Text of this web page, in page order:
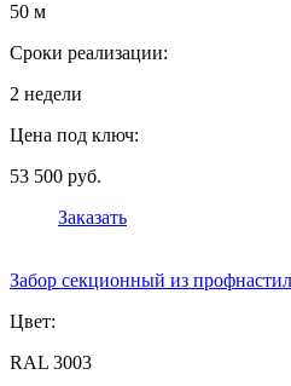
50 м
Сроки реализации:
2 недели
Цена под ключ:
53 500 руб.
Заказать
Забор секционный из
Цвет:
RAL 3003